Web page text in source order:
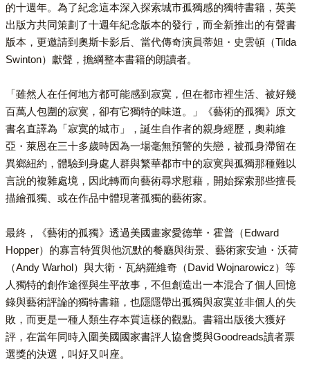
的十週年。為了紀念這本深入探索城市孤獨感的獨特書籍，英美
出版方共同策劃了十週年紀念版本的發行，而全新推出的有聲書
版本，更邀請到奧斯卡影后、當代傳奇演員蒂妲・史雲頓（Tilda
Swinton）獻聲，擔綱整本書籍的朗讀者。
「雖然人在任何地方都可能感到寂寞，但在都市裡生活、被好幾
百萬人包圍的寂寞，卻有它獨特的味道。」《藝術的孤獨》原文
書名直譯為「寂寞的城市」，誕生自作者的親身經歷，奧莉維
亞・萊恩在三十多歲時因為一場毫無預警的失戀，被孤身滯留在
異鄉紐約，體驗到身處人群與繁華都市中的寂寞與孤獨那種難以
言說的複雜處境，因此轉而向藝術尋求慰藉，開始探索那些擅長
描繪孤獨、或在作品中體現著孤獨的藝術家。
最終，《藝術的孤獨》透過美國畫家愛德華・霍普（Edward
Hopper）的寡言特質與他沉默的餐廳與街景、藝術家安迪・沃荷
（Andy Warhol）與大衛・瓦納羅維奇（David Wojnarowicz）等
人獨特的創作途徑與生平故事，不但創造出一本混合了個人回憶
錄與藝術評論的獨特書籍，也隱隱帶出孤獨與寂寞並非個人的失
敗，而更是一種人類生存本質這樣的觀點。書籍出版後大獲好
評，在當年同時入圍美國國家書評人協會獎與Goodreads讀者票
選獎的決選，叫好又叫座。